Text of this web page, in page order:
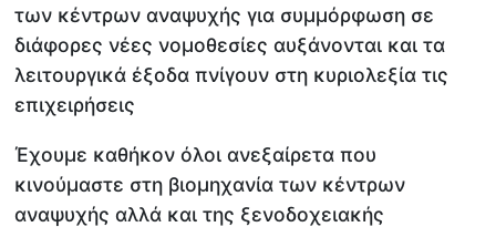
των κέντρων αναψυχής για συμμόρφωση σε
διάφορες νέες νομοθεσίες αυξάνονται και τα
λειτουργικά έξοδα πνίγουν στη κυριολεξία τις
επιχειρήσεις
Έχουμε καθήκον όλοι ανεξαίρετα που
κινούμαστε στη βιομηχανία των κέντρων
αναψυχής αλλά και της ξενοδοχειακής